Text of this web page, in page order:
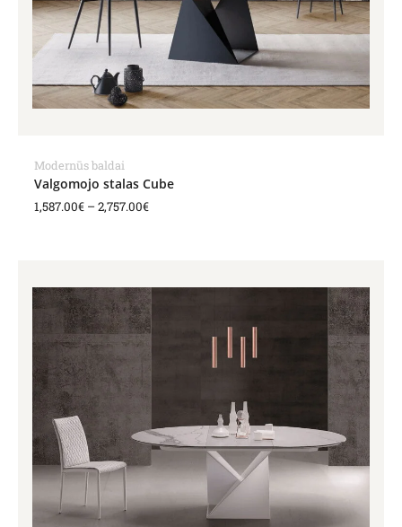
Modernūs baldai
Valgomojo stalas Cube
1,587.00€ –2,757.00€
2,747.00€
3,823.00€